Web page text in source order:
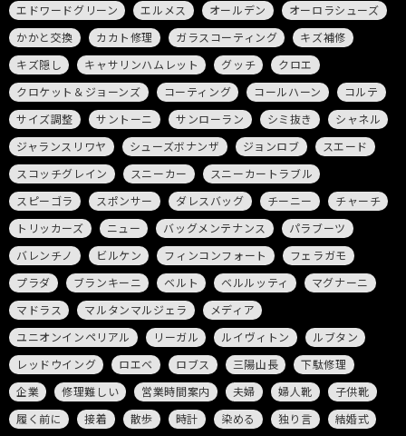
エドワードグリーン
エルメス オールデン
オーロラシューズ
かかと交換
カカト修理 ガラスコーティング
キズ補修
キズ隠し
キャサリンハムレット グッチ
クロエ
クロケット＆ジョーンズ
コーティング コールハーン
コルテ
サイズ調整
サントーニ サンローラン シミ抜き
シャネル
ジャランスリワヤ
シューズボナンザ ジョンロブ
スエード
スコッチグレイン
スニーカー
スニーカートラブル
スピーゴラ
スポンサー ダレスバッグ チーニー
チャーチ
トリッカーズ
ニュー バッグメンテナンス
パラブーツ
バレンチノ
ビルケン フィンコンフォート
フェラガモ
プラダ
ブランキーニ ベルト ベルルッティ
マグナーニ
マドラス
マルタンマルジェラ
メディア
ユニオンインペリアル
リーガル ルイヴィトン
ルブタン
レッドウイング
ロエベ ロブス 三陽山長
下駄修理
企業
修理難しい 営業時間案内 夫婦 婦人靴
子供靴
履く前に
接着 散歩 時計 染める 独り言
結婚式